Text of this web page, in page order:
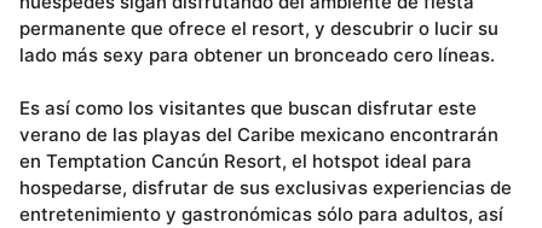
permanente que ofrece el resort, y descubrir o lucir su
lado más sexy para obtener un bronceado cero líneas.
Es así como los visitantes que buscan disfrutar este
verano de las playas del Caribe mexicano encontrarán
en Temptation Cancún Resort, el hotspot ideal para
hospedarse, disfrutar de sus exclusivas experiencias de
entretenimiento y gastronómicas sólo para adultos, así